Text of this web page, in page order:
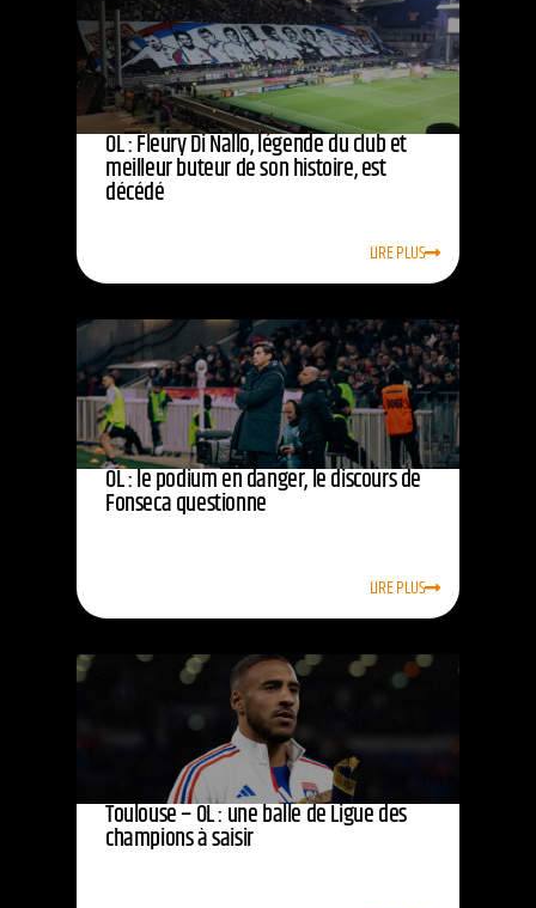
OL : Fleury Di Nallo, légende du club et
meilleur buteur de son histoire, est
décédé
LIRE PLUS
OL : le podium en danger, le discours de
Fonseca questionne
LIRE PLUS
Toulouse – OL : une balle de Ligue des
champions à saisir